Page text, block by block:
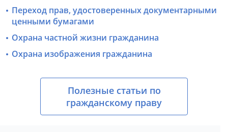
Переход прав, удостоверенных документарными
ценными бумагами
Охрана частной жизни гражданина
Охрана изображения гражданина
Полезные статьи по
гражданскому праву